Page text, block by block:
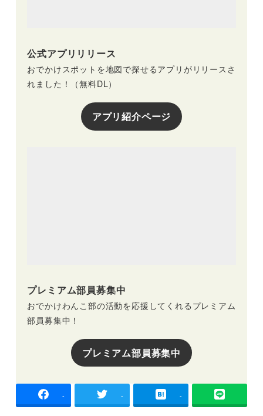
公式アプリリリース
おでかけスポットを地図で探せるアプリがリリースさ
れました！（無料DL）
アプリ紹介ページ
プレミアム部員募集中
おでかけわんこ部の活動を応援してくれるプレミアム
部員募集中！
プレミアム部員募集中
- - -